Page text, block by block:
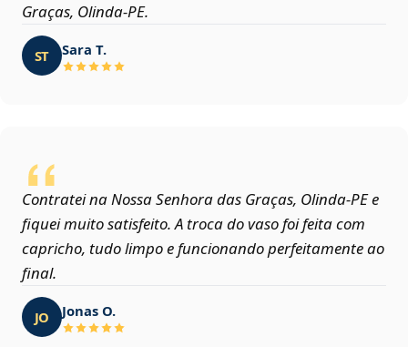
Graças, Olinda‑PE.
ST Sara T.
Contratei na Nossa Senhora das Graças, Olinda‑PE e
fiquei muito satisfeito. A troca do vaso foi feita com
capricho, tudo limpo e funcionando perfeitamente ao
final.
JO Jonas O.